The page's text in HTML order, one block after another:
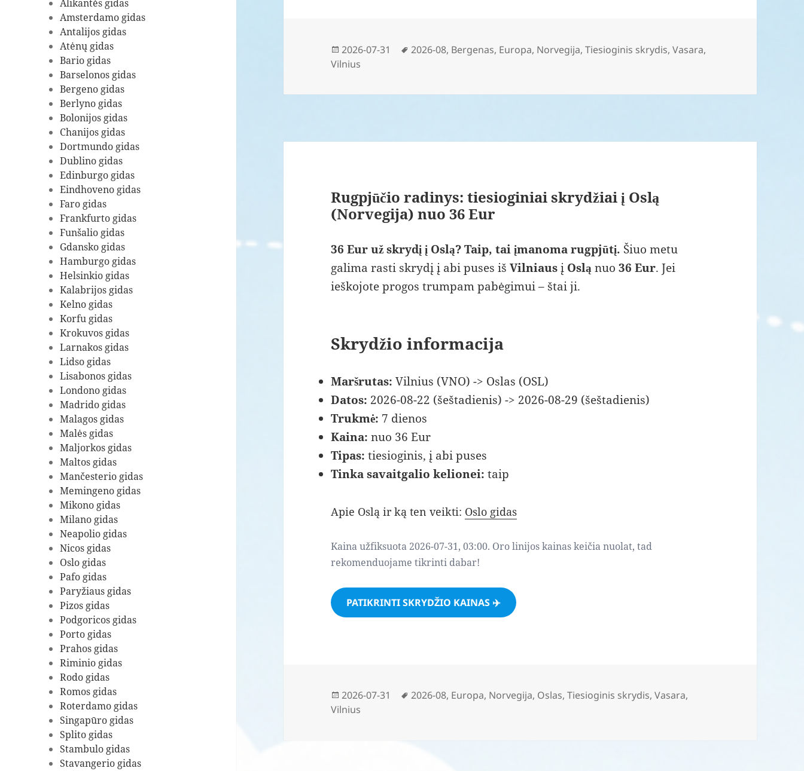
Alikantės gidas
Amsterdamo gidas
Antalijos gidas
Atėnų gidas
Bario gidas
Barselonos gidas
Bergeno gidas
Berlyno gidas
Bolonijos gidas
Chanijos gidas
Dortmundo gidas
Dublino gidas
Edinburgo gidas
Eindhoveno gidas
Faro gidas
Frankfurto gidas
Funšalio gidas
Gdansko gidas
Hamburgo gidas
Helsinkio gidas
Kalabrijos gidas
Kelno gidas
Korfu gidas
Krokuvos gidas
Larnakos gidas
Lidso gidas
Lisabonos gidas
Londono gidas
Madrido gidas
Malagos gidas
Malės gidas
Maljorkos gidas
Maltos gidas
Mančesterio gidas
Memingeno gidas
Mikono gidas
Milano gidas
Neapolio gidas
Nicos gidas
Oslo gidas
Pafo gidas
Paryžiaus gidas
Pizos gidas
Podgoricos gidas
Porto gidas
Prahos gidas
Riminio gidas
Rodo gidas
Romos gidas
Roterdamo gidas
Singapūro gidas
Splito gidas
Stambulo gidas
Stavangerio gidas
Paskelbta
2026-07-31 Žymos
2026-08, Bergenas, Europa, Norvegija,Tiesioginis skrydis,Vasara,
Vilnius
Rugpjūčio radinys: tiesioginiai skrydžiai į Oslą
(Norvegija) nuo 36 Eur
36 Eur už skrydį į Oslą? Taip, tai įmanoma rugpjūtį. Šiuo metu
galima rasti skrydį į abi puses išVilniausį Osląnuo36 Eur. Jei
ieškojote progos trumpam pabėgimui – štai ji.
Skrydžio informacija
Maršrutas: Vilnius (VNO) -> Oslas (OSL)
Datos: 2026-08-22 (šeštadienis) -> 2026-08-29 (šeštadienis)
Trukmė: 7 dienos
Kaina: nuo 36 Eur
Tipas: tiesioginis, į abi puses
Tinka savaitgalio kelionei: taip
Apie Oslą ir ką ten veikti: Oslo gidas
Kaina užfiksuota 2026-07-31, 03:00. Oro linijos kainas keičia nuolat, tad
rekomenduojame tikrinti dabar!
PATIKRINTI SKRYDŽIO KAINAS ✈️
Paskelbta
2026-07-31 Žymos
2026-08, Europa, Norvegija, Oslas,Tiesioginis skrydis,Vasara,
Vilnius